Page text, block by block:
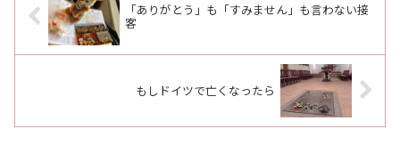
「ありがとう」も「すみません」も言わない接
客
もしドイツで亡くなったら